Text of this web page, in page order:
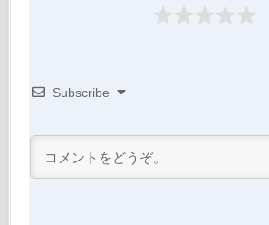
Subscribe